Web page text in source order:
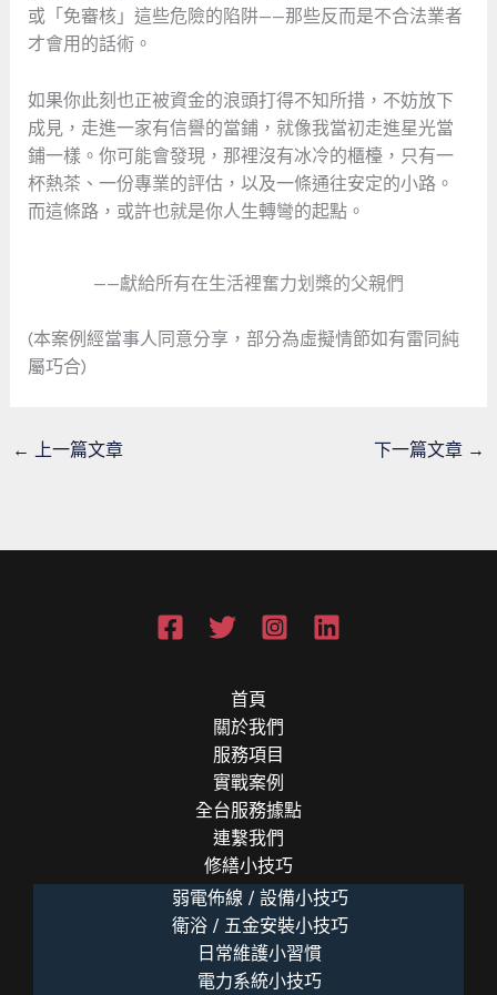
或「免審核」這些危險的陷阱——那些反而是不合法業者
才會用的話術。
如果你此刻也正被資金的浪頭打得不知所措，不妨放下
成見，走進一家有信譽的當鋪，就像我當初走進星光當
鋪一樣。你可能會發現，那裡沒有冰冷的櫃檯，只有一
杯熱茶、一份專業的評估，以及一條通往安定的小路。
而這條路，或許也就是你人生轉彎的起點。
——獻給所有在生活裡奮力划槳的父親們
(本案例經當事人同意分享，部分為虛擬情節如有雷同純
屬巧合)
← 上一篇文章 下一篇文章 →
首頁
關於我們
服務項目
實戰案例
全台服務據點
連繫我們
修繕小技巧
弱電佈線 / 設備小技巧
衛浴 / 五金安裝小技巧
日常維護小習慣
電力系統小技巧